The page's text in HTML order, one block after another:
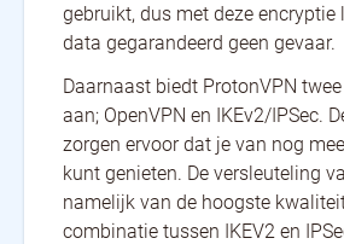
gebruikt, dus met deze encryptie
data gegarandeerd geen gevaar.
Daarnaast biedt ProtonVPN
aan; OpenVPN en IKEv2/IPSec.
zorgen ervoor dat je van nog
kunt genieten. De versleuteling
namelijk van de hoogste
combinatie tussen IKEV2 en